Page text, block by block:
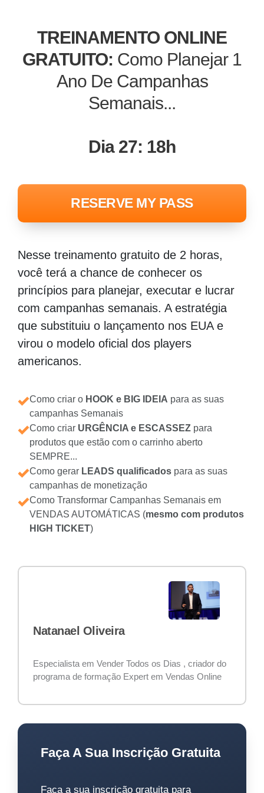
TREINAMENTO ONLINE
GRATUITO: Como Planejar 1
Ano De Campanhas
Semanais...
Dia 27: 18h
RESERVE MY PASS
Nesse treinamento gratuito de 2 horas,
você terá a chance de conhecer os
princípios para planejar, executar e lucrar
com campanhas semanais. A estratégia
que substituiu o lançamento nos EUA e
virou o modelo oficial dos players
americanos.
Como criar o HOOK e BIG IDEIA para as suas
campanhas Semanais
Como criar URGÊNCIA e ESCASSEZ para
produtos que estão com o carrinho aberto
SEMPRE...
Como gerar LEADS qualificados para as suas
campanhas de monetização
Como Transformar Campanhas Semanais em
VENDAS AUTOMÁTICAS (mesmo com produtos
HIGH TICKET)
Natanael Oliveira
Especialista em Vender Todos os Dias , criador do
programa de formação Expert em Vendas Online
Faça A Sua Inscrição Gratuita
Faça a sua inscrição gratuita para